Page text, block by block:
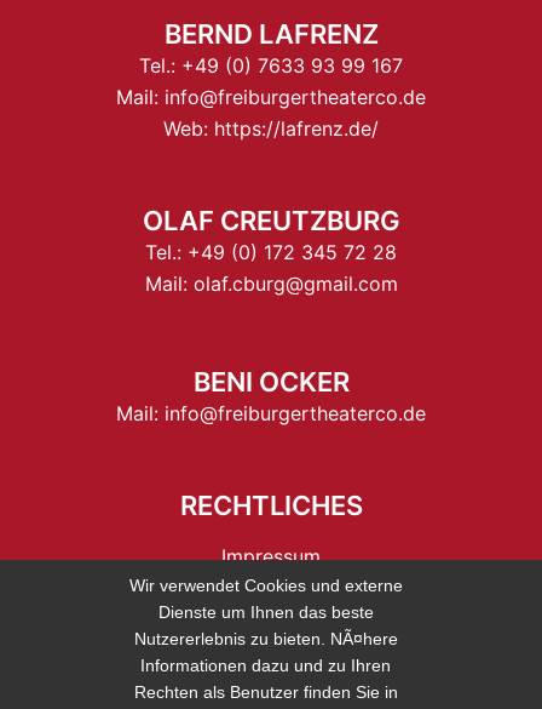
BERND LAFRENZ
Tel.: +49 (0) 7633 93 99 167
Mail: info@freiburgertheaterco.de
Web: https://lafrenz.de/
OLAF CREUTZBURG
Tel.: +49 (0) 172 345 72 28
Mail: olaf.cburg@gmail.com
BENI OCKER
Mail: info@freiburgertheaterco.de
RECHTLICHES
Impressum
Datenschutz
Wir verwendet Cookies und externe
Dienste um Ihnen das beste
Nutzererlebnis zu bieten. NÃ¤here
Informationen dazu und zu Ihren
Rechten als Benutzer finden Sie in